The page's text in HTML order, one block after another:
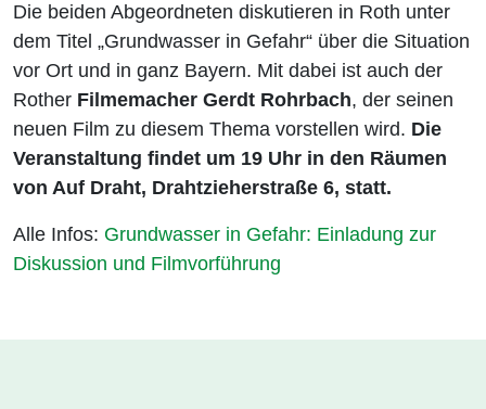
Die beiden Abgeordneten diskutieren in Roth unter
dem Titel „Grundwasser in Gefahr“ über die Situation
vor Ort und in ganz Bayern. Mit dabei ist auch der
Rother Filmemacher Gerdt Rohrbach, der seinen
neuen Film zu diesem Thema vorstellen wird. Die
Veranstaltung findet um 19 Uhr in den Räumen
von Auf Draht, Drahtzieherstraße 6, statt.
Alle Infos: Grundwasser in Gefahr: Einladung zur
Diskussion und Filmvorführung